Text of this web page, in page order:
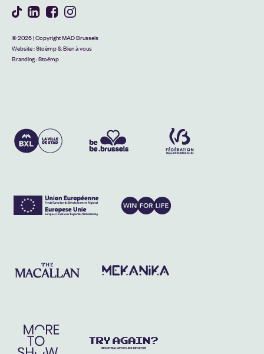
© 2025 | Copyright MAD Brussels
Website :Stoëmp&Bien à vous
Branding :Stoëmp